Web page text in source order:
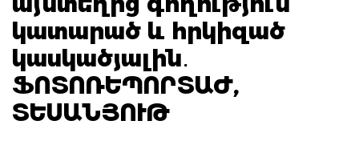
կատարած և հրկիզած
կասկածյալին․
ՖՈՏՈՌԵՊՈՐՏԱԺ,
ՏԵՍԱՆՅՈՒԹ